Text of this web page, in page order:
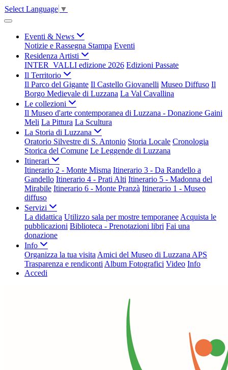
Select Language ▼
Eventi & News
Notizie e Rassegna Stampa Eventi
Residenza Artisti
INTER_VALLI edizione 2026 Edizioni Passate
Il Territorio
Il Parco del Gigante Il Castello Giovanelli Museo Diffuso Il
Borgo Medievale di Luzzana La Val Cavallina
Le collezioni
Il Museo d'arte contemporanea di Luzzana - Donazione Gaini
Meli La Pittura La Scultura
La Storia di Luzzana
Oratorio Silvestre di S. Antonio Storia Locale Cronologia
Storica del Comune Le Leggende di Luzzana
Itinerari
Itinerario 2 - Monte Misma Itinerario 3 - Da Randello a
Gandello Itinerario 4 - Prati Alti Itinerario 5 - Madonna del
Mirabile Itinerario 6 - Monte Pranzà Itinerario 1 - Museo
diffuso
Servizi
La didattica Utilizzo sala per mostre temporanee Acquista le
pubblicazioni Biblioteca - Prenotazioni libri Fai una
donazione
Info
Organizza la tua visita Amici del Museo di Luzzana APS
Trasparenza e rendiconti Album Fotografici Video Info
Accedi